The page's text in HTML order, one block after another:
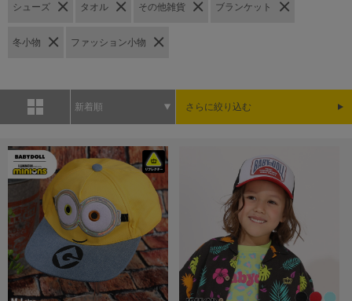
シューズ タオル その他雑貨 ブランケット
冬小物 ファッション小物
新着順 さらに絞り込む